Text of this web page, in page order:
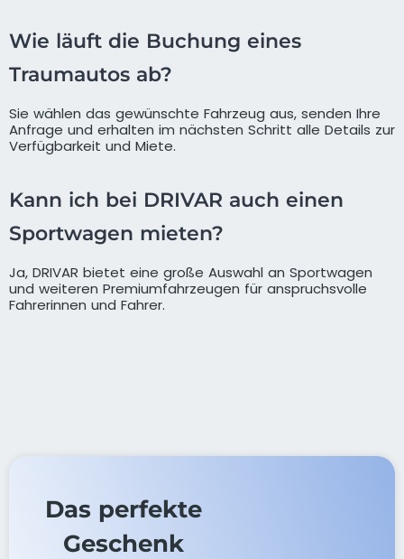
Wie läuft die Buchung eines
Traumautos ab?
Sie wählen das gewünschte Fahrzeug aus, senden Ihre
Anfrage und erhalten im nächsten Schritt alle Details zur
Verfügbarkeit und Miete.
Kann ich bei DRIVAR auch einen
Sportwagen mieten?
Ja, DRIVAR bietet eine große Auswahl an Sportwagen
und weiteren Premiumfahrzeugen für anspruchsvolle
Fahrerinnen und Fahrer.
Das perfekte
Geschenk